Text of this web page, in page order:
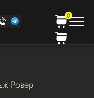
0
Ровер